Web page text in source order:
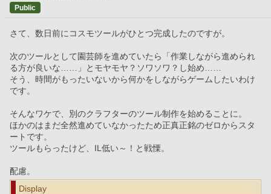
Public
さて、数日前にコスモツールがひとつ完成したのですが。
次のツールとして園芸師を進めていたら「作業しながら進められ
る方が良いな……」とモヤモヤ？ソワソワ？し始め……
そう、時間がもったいないから何かをしながらゲームしたいわけ
です。
そんなワケで、別のクラフターのツール制作を始めることに。
ほかのはまだ全然進めていなかったため正真正銘のゼロからスタ
ートです。
ツールもらったけど、IL低い～！と戦慄。
配慮。
Display